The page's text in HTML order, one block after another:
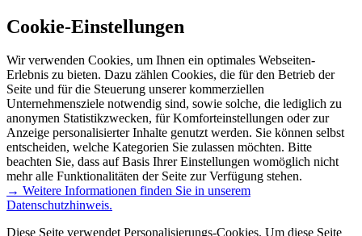
Cookie-Einstellungen
Wir verwenden Cookies, um Ihnen ein optimales Webseiten-
Erlebnis zu bieten. Dazu zählen Cookies, die für den Betrieb der
Seite und für die Steuerung unserer kommerziellen
Unternehmensziele notwendig sind, sowie solche, die lediglich zu
anonymen Statistikzwecken, für Komforteinstellungen oder zur
Anzeige personalisierter Inhalte genutzt werden. Sie können selbst
entscheiden, welche Kategorien Sie zulassen möchten. Bitte
beachten Sie, dass auf Basis Ihrer Einstellungen womöglich nicht
mehr alle Funktionalitäten der Seite zur Verfügung stehen.
→ Weitere Informationen finden Sie in unserem
Datenschutzhinweis.
Diese Seite verwendet Personalisierungs-Cookies. Um diese Seite